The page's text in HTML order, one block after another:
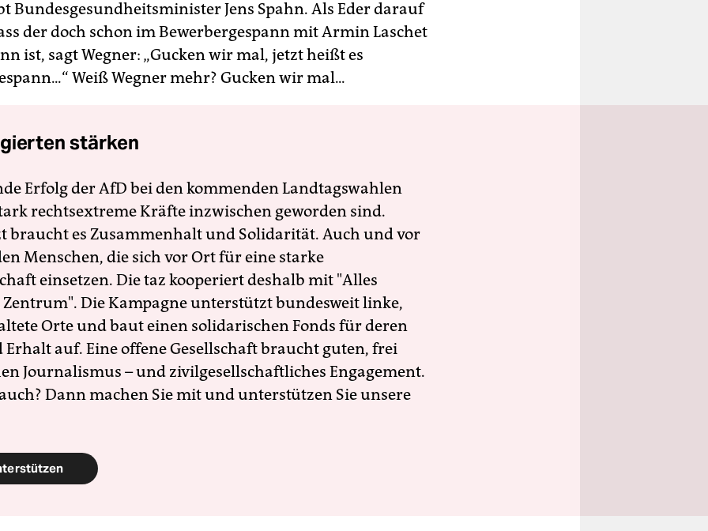
Bundesgesundheitsminister Jens Spahn. Als Eder darauf
der doch schon im Bewerbergespann mit Armin Laschet
ist, sagt Wegner: „Gucken wir mal, jetzt heißt es
Weiß Wegner mehr? Gucken wir mal...
stärken
Erfolg der AfD bei den kommenden Landtagswahlen
rechtsextreme Kräfte inzwischen geworden sind.
braucht es Zusammenhalt und Solidarität. Auch und vor
Menschen, die sich vor Ort für eine starke
einsetzen. Die taz kooperiert deshalb mit "Alles
Die Kampagne unterstützt bundesweit linke,
Orte und baut einen solidarischen Fonds für deren
Erhalt auf. Eine offene Gesellschaft braucht guten, frei
Journalismus – und zivilgesellschaftliches Engagement.
Dann machen Sie mit und unterstützen Sie unsere